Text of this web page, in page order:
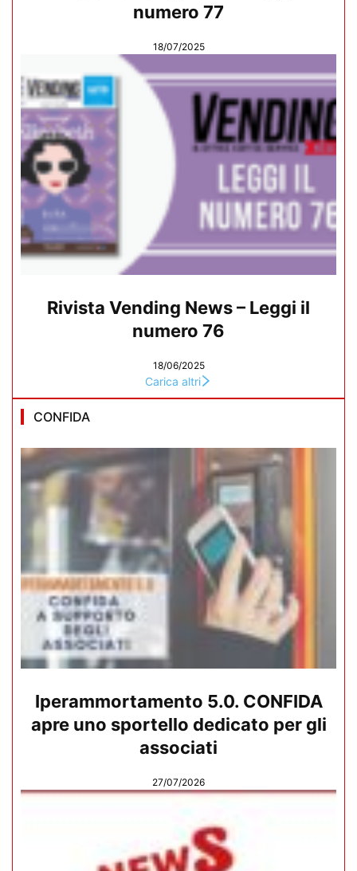
numero 77
18/07/2025
Rivista Vending News – Leggi il
numero 76
18/06/2025
Carica altri
CONFIDA
Iperammortamento 5.0. CONFIDA
apre uno sportello dedicato per gli
associati
27/07/2026